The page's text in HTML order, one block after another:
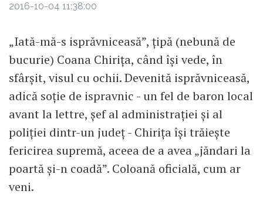
2016-10-04 11:38:00
„Iată-mă-s isprăvniceasă”, țipă (nebună de
bucurie) Coana Chirița, când își vede, în
sfârșit, visul cu ochii. Devenită isprăvniceasă,
adică soție de ispravnic - un fel de baron local
avant la lettre, șef al administrației și al
poliției dintr-un județ - Chirița își trăiește
fericirea supremă, aceea de a avea „jăndari la
poartă și-n coadă”. Coloană oficială, cum ar
veni.